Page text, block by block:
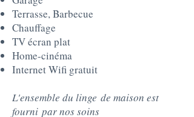
Terrasse, Barbecue
Chauffage
TV écran plat
Home-cinéma
Internet Wifi gratuit
L'ensemble du linge de maison est
fourni par nos soins